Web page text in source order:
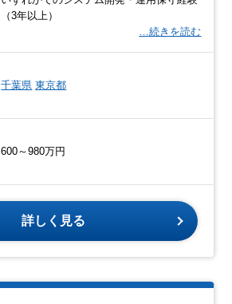
（3年以上）
…続きを読む
千葉県 東京都
600～980万円
詳しく見る